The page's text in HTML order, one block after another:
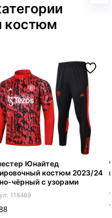
костюм
Юнайтед
костюм 2023/24
чёрный с узорами
118469